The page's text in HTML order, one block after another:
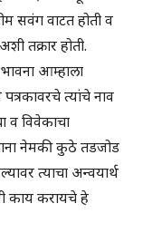
सवंग वाटत होती व
तक्रार होती.
भावना आम्हाला
पत्रकावरचे त्यांचे नाव
व विवेकाचा
नेमकी कुठे तडजोड
त्याचा अन्वयार्थ
काय करायचे हे